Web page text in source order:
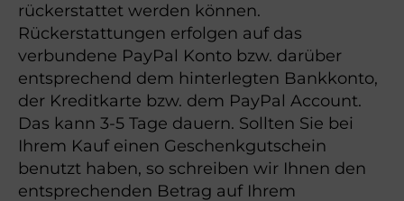
rückerstattet werden können.
Rückerstattungen erfolgen auf das
verbundene PayPal Konto bzw. darüber
entsprechend dem hinterlegten Bankkonto,
der Kreditkarte bzw. dem PayPal Account.
Das kann 3-5 Tage dauern. Sollten Sie bei
Ihrem Kauf einen Geschenkgutschein
benutzt haben, so schreiben wir Ihnen den
entsprechenden Betrag auf Ihrem